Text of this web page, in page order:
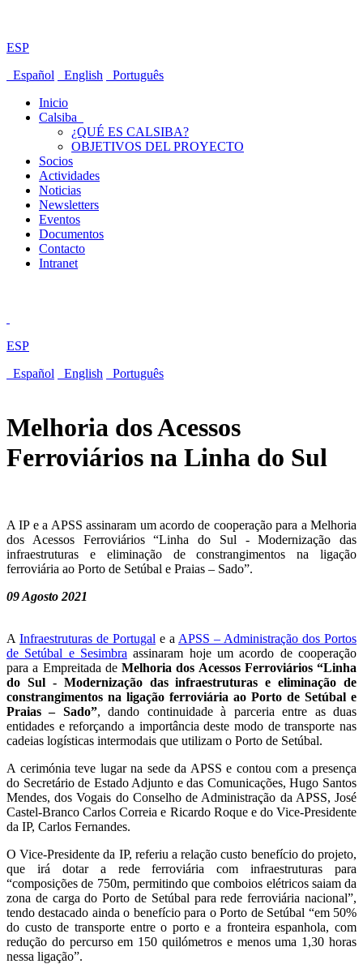
ESP
Español
English
Português
Inicio
Calsiba
¿QUÉ ES CALSIBA?
OBJETIVOS DEL PROYECTO
Socios
Actividades
Noticias
Newsletters
Eventos
Documentos
Contacto
Intranet
ESP
Español
English Português
Melhoria dos Acessos
Ferroviários na Linha do Sul
A IP e a APSS assinaram um acordo de cooperação para a Melhoria
dos Acessos Ferroviários “Linha do Sul - Modernização das
infraestruturas e eliminação de constrangimentos na ligação
ferroviária ao Porto de Setúbal e Praias – Sado”.
09 Agosto 2021
A Infraestruturas de Portugal e a APSS – Administração dos Portos
de Setúbal e Sesimbra assinaram hoje um acordo de cooperação
para a Empreitada deMelhoria dos Acessos Ferroviários “Linha
do Sul - Modernização das infraestruturas e eliminação de
constrangimentos na ligação ferroviária ao Porto de Setúbal e
Praias – Sado”, dando continuidade à parceria entre as duas
entidades e reforçando a importância deste modo de transporte nas
cadeias logísticas intermodais que utilizam o Porto de Setúbal.
A cerimónia teve lugar na sede da APSS e contou com a presença
do Secretário de Estado Adjunto e das Comunicações, Hugo Santos
Mendes, dos Vogais do Conselho de Administração da APSS, José
Castel-Branco Carlos Correia e Ricardo Roque e do Vice-Presidente
da IP, Carlos Fernandes.
O Vice-Presidente da IP, referiu a relação custo benefício do projeto,
que irá dotar a rede ferroviária com infraestruturas para
“composições de 750m, permitindo que comboios elétricos saiam da
zona de carga do Porto de Setúbal para rede ferroviária nacional”,
tendo destacado ainda o benefício para o Porto de Setúbal “em 50%
do custo de transporte entre o porto e a fronteira espanhola, com
redução do percurso em 150 quilómetros e menos uma 1,30 horas
nessa ligação”.